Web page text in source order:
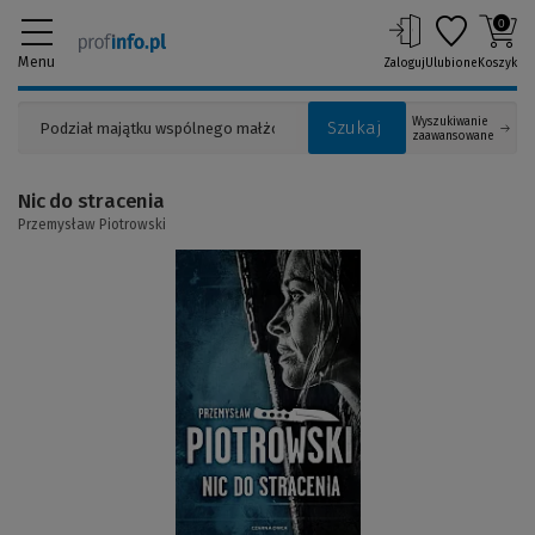
Menu
Szukaj
Wyszukiwanie
zaawansowane
ZalogujUlubione
0
Koszyk
Nic do stracenia
Przemysław Piotrowski